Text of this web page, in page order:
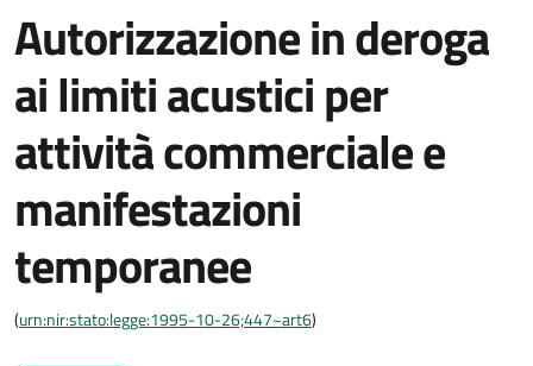
Autorizzazione in deroga
ai limiti acustici per
attività commerciale e
manifestazioni
temporanee
(urn:nir:stato:legge:1995-10-26;447~art6)